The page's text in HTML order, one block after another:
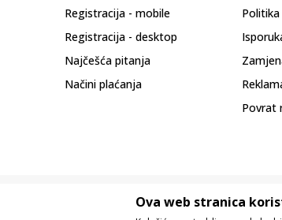
Registracija - mobile
Registracija - desktop
Najčešća pitanja
Načini plaćanja
Povrat
Ova web stranica